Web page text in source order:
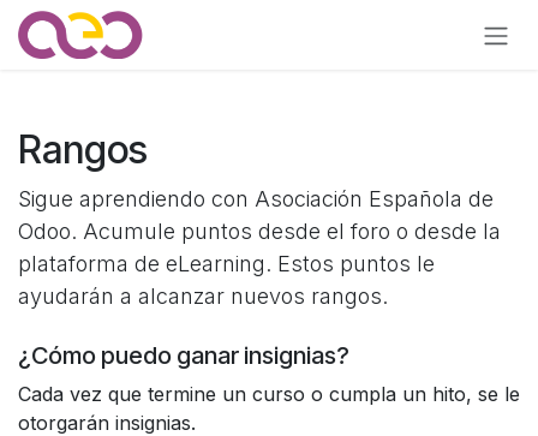
Ir al contenido
Rangos
Sigue aprendiendo con Asociación Española de
Odoo. Acumule puntos desde el foro o desde la
plataforma de eLearning. Estos puntos le
ayudarán a alcanzar nuevos rangos.
¿Cómo puedo ganar insignias?
Cada vez que termine un curso o cumpla un hito, se le
otorgarán insignias.